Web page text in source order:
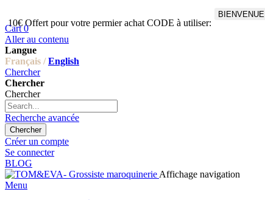
10€ Offert pour votre permier achat CODE à utiliser:
BIENVENUE
Cart 0
Aller au contenu
Langue
Français / English
Chercher
Chercher
Chercher
Recherche avancée
Chercher
Créer un compte
Se connecter
BLOG
Affichage navigation
Menu